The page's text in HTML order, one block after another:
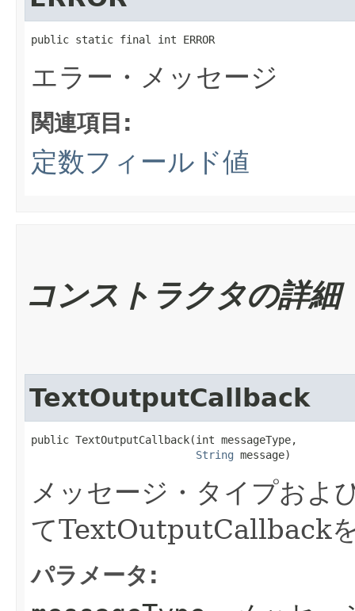
public static final int ERROR
エラー・メッセージ
関連項目:
定数フィールド値
コンストラクタの詳細
TextOutputCallback
public TextOutputCallback​(int messageType,
String message)
メッセージ・タイプおよ
てTextOutputCallback
パラメータ: